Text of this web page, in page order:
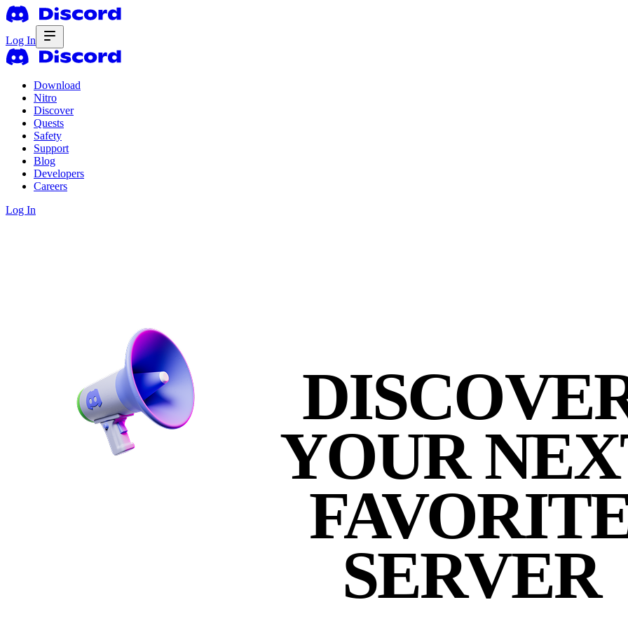
Log In
Download
Nitro
Discover
Quests
Safety
Support
Blog
Developers
Careers
Log In
YOUR
SERVER